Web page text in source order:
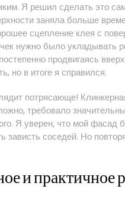
Я решил сделать это
заняла больше
сцепление клея с
нужно было укладывать
продвигаясь
но в итоге я справился.
потрясающе!
требовало
Я уверен, что мой фасад
зависть соседей. Но
и практичное